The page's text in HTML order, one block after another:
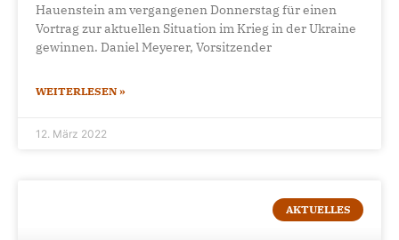
Hauenstein am vergangenen Donnerstag für einen
Vortrag zur aktuellen Situation im Krieg in der Ukraine
gewinnen. Daniel Meyerer, Vorsitzender
WEITERLESEN »
12. März 2022
AKTUELLES